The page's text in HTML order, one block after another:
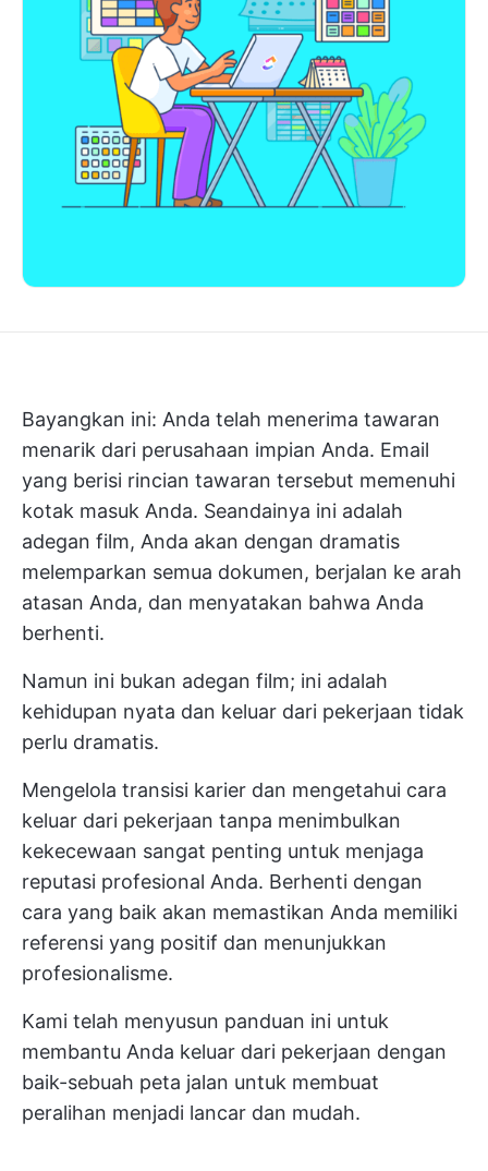
Bayangkan ini: Anda telah menerima tawaran
menarik dari perusahaan impian Anda. Email
yang berisi rincian tawaran tersebut memenuhi
kotak masuk Anda. Seandainya ini adalah
adegan film, Anda akan dengan dramatis
melemparkan semua dokumen, berjalan ke arah
atasan Anda, dan menyatakan bahwa Anda
berhenti.
Namun ini bukan adegan film; ini adalah
kehidupan nyata dan keluar dari pekerjaan tidak
perlu dramatis.
Mengelola transisi karier dan mengetahui cara
keluar dari pekerjaan tanpa menimbulkan
kekecewaan sangat penting untuk menjaga
reputasi profesional Anda. Berhenti dengan
cara yang baik akan memastikan Anda memiliki
referensi yang positif dan menunjukkan
profesionalisme.
Kami telah menyusun panduan ini untuk
membantu Anda keluar dari pekerjaan dengan
baik-sebuah peta jalan untuk membuat
peralihan menjadi lancar dan mudah.